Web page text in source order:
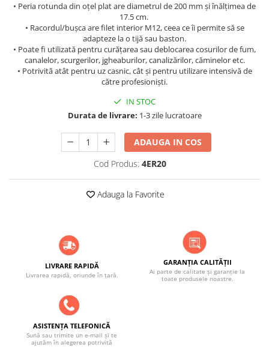
• Peria rotunda din oțel plat are diametrul de 200 mm și înălțimea de
17.5 cm.
• Racordul/bușca are filet interior M12, ceea ce îi permite să se
adapteze la o tijă sau baston.
• Poate fi utilizată pentru curățarea sau deblocarea cosurilor de fum,
canalelor, scurgerilor, jgheaburilor, canalizărilor, căminelor etc.
• Potrivită atât pentru uz casnic, cât și pentru utilizare intensivă de
către profesioniști.
IN STOC
Durata de livrare: 1-3 zile lucratoare
ADAUGA IN COS
Cod Produs: 4ER20
Adauga la Favorite
LIVRARE RAPIDĂ
Livrarea rapidă, oriunde în țară.
GARANȚIA CALITĂȚII
Ai parte de calitate și garanție la
toate produsele noastre.
ASISTENȚA TELEFONICĂ
Sună sau trimite un e-mail și te
ajutăm în alegerea potrivită